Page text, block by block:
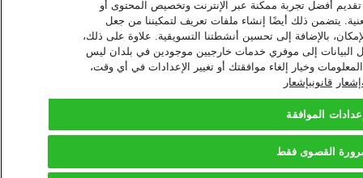
تقديم أفضل تجربة ممكنة عبر الإنترنت وتخصيص المحتوى أو
يتضمن ذلك أيضًا إنشاء ملفات تعريف لتمكيننا من جعل
بالإضافة إلى تحسين أنشطتنا التسويقية. علاوة على ذلك،
البيانات إلى موفري خدمات خارجيين موجودين في بلدان ليس
وخيار إلغاء موافقتك أو تغيير الإعدادات في أي وقت،
قانونيإشعار
الموافقة
القصوى فقط